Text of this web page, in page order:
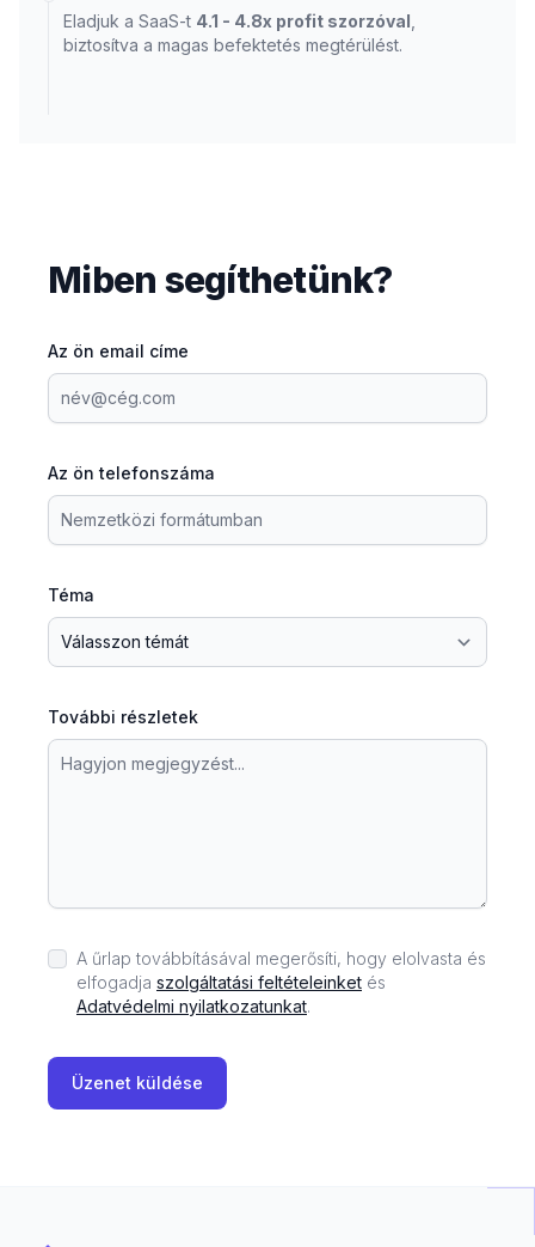
Eladjuk a SaaS-t 4.1 - 4.8x profit szorzóval
biztosítva a magas befektetés megtérülést.
Miben segíthetünk?
Az ön email címe
Az ön telefonszáma
Téma
További részletek
A űrlap továbbításával megerősíti, hogy elolvasta és
elfogadja szolgáltatási feltételeinket és
Adatvédelmi nyilatkozatunkat.
Üzenet küldése